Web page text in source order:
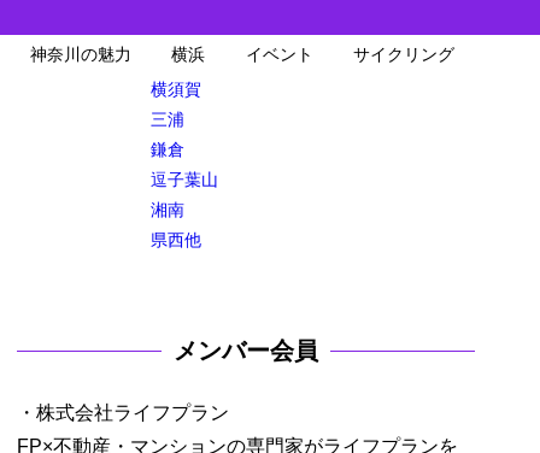
神奈川の魅力
横浜
横須賀
三浦
鎌倉
逗子葉山
湘南
県西他
イベント サイクリング
メンバー会員
・株式会社ライフプラン
FP×不動産・マンションの専門家がライフプランを